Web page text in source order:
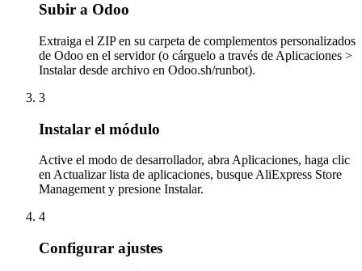
Subir a Odoo
Extraiga el ZIP en su carpeta de complementos personalizados
de Odoo en el servidor (o cárguelo a través de Aplicaciones >
Instalar desde archivo en Odoo.sh/runbot).
3
Instalar el módulo
Active el modo de desarrollador, abra Aplicaciones, haga clic
en Actualizar lista de aplicaciones, busque AliExpress Store
Management y presione Instalar.
4
Configurar ajustes